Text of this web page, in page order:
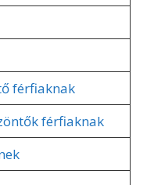
férfiaknak
férfiaknak